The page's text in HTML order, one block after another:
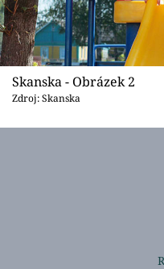
Skanska - Obrázek 2
Zdroj: Skanska